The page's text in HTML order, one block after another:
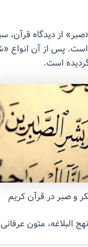
از دیدگاه قرآن،
است. پس از آن انواع
است.
و صبر در قرآن کریم
البلاغه، متون